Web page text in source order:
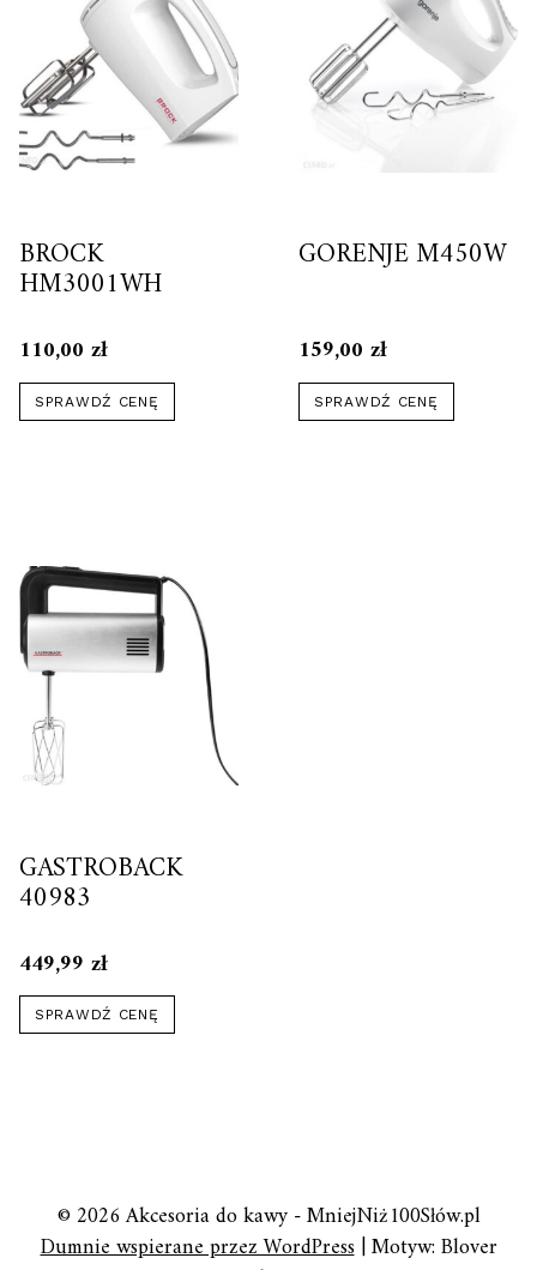
BROCK
HM3001WH
110,00 zł
SPRAWDŹ CENĘ
GORENJE M450W
159,00 zł
SPRAWDŹ CENĘ
GASTROBACK
40983
449,99 zł
SPRAWDŹ CENĘ
© 2026 Akcesoria do kawy - MniejNiż100Słów.pl
Dumnie wspierane przez WordPress|Motyw: Blover